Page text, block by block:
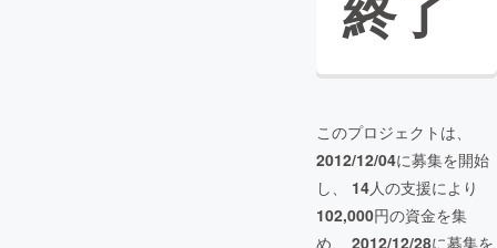
このプロジェクトは、
2012/12/04に募集を開始
し、 14人の支援により
102,000円の資金を集
め、 2012/12/28に募集を